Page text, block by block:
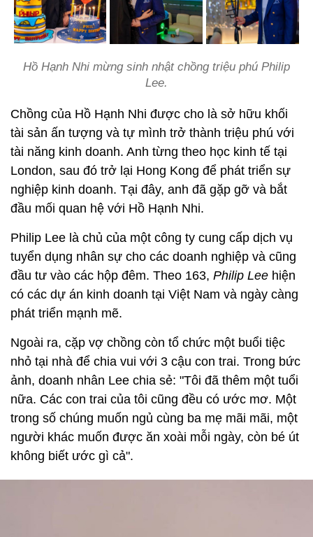
Hồ Hạnh Nhi mừng sinh nhật chồng triệu phú Philip
Lee.
Chồng của Hồ Hạnh Nhi được cho là sở hữu khối
tài sản ấn tượng và tự mình trở thành triệu phú với
tài năng kinh doanh. Anh từng theo học kinh tế tại
London, sau đó trở lại Hong Kong để phát triển sự
nghiệp kinh doanh. Tại đây, anh đã gặp gỡ và bắt
đầu mối quan hệ với Hồ Hạnh Nhi.
Philip Lee là chủ của một công ty cung cấp dịch vụ
tuyển dụng nhân sự cho các doanh nghiệp và cũng
đầu tư vào các hộp đêm. Theo 163, Philip Lee hiện
có các dự án kinh doanh tại Việt Nam và ngày càng
phát triển mạnh mẽ.
Ngoài ra, cặp vợ chồng còn tổ chức một buổi tiệc
nhỏ tại nhà để chia vui với 3 cậu con trai. Trong bức
ảnh, doanh nhân Lee chia sẻ: "Tôi đã thêm một tuổi
nữa. Các con trai của tôi cũng đều có ước mơ. Một
trong số chúng muốn ngủ cùng ba mẹ mãi mãi, một
người khác muốn được ăn xoài mỗi ngày, còn bé út
không biết ước gì cả".